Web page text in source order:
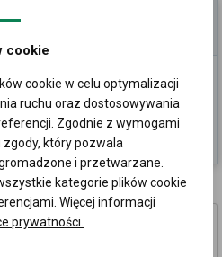
Pomoc
Dodaj
najmniejsza
paczki, przeprowadzki w Norwegii
i okolice
cookie
cookie w celu optymalizacji
ruchu oraz dostosowywania
Zgodnie z wymogami
który pozwala
i przetwarzane.
kategorie plików cookie
Więcej informacji
prywatności.